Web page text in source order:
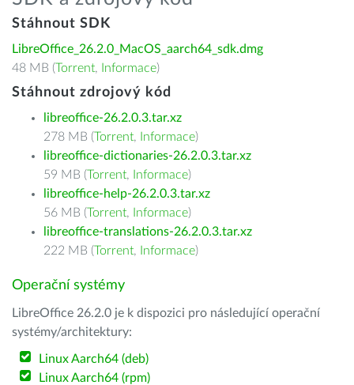
Stáhnout SDK
LibreOffice_26.2.0_MacOS_aarch64_sdk.dmg
48 MB (Torrent, Informace)
Stáhnout zdrojový kód
libreoffice-26.2.0.3.tar.xz
278 MB (Torrent, Informace)
libreoffice-dictionaries-26.2.0.3.tar.xz
59 MB (Torrent, Informace)
libreoffice-help-26.2.0.3.tar.xz
56 MB (Torrent, Informace)
libreoffice-translations-26.2.0.3.tar.xz
222 MB (Torrent, Informace)
Operační systémy
LibreOffice 26.2.0 je k dispozici pro následující operační
systémy/architektury:
Linux Aarch64 (deb)
Linux Aarch64 (rpm)